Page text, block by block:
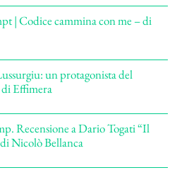
| Codice cammina con me – di
un protagonista del
Effimera
Recensione a Dario Togati “Il
Nicolò Bellanca